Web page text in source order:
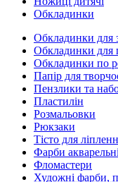
Обкладинки
Обкладинки для
Обкладинки для
Обкладинки по
Папір для
Пензлики та
Пластилін
Розмальовки
Рюкзаки
Тісто для
Фарби акварельні
Фломастери
Художні фарби,